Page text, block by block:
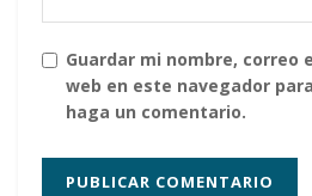
Guardar mi nombre, correo
web en este navegador
haga un comentario.